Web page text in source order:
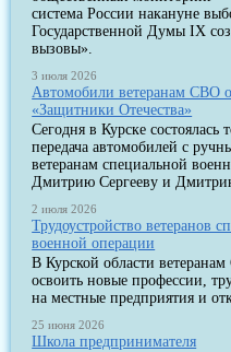
система России накануне
Государственной Думы IX
вызовы».
3 июля 2026
Автомобили ветеранам СВО
«Защитники Отечества»
Сегодня в Курске состоялась
передача автомобилей с
ветеранам специальной
Дмитрию Сергееву и
2 июля 2026
Трудоустройство ветеранов
военной операции
В Курской области
освоить новые профессии,
на местные предприятия и
25 июня 2026
Школа предпринимателя